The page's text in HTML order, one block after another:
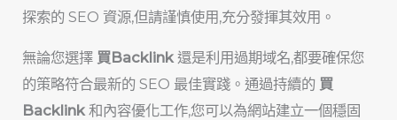
探索的 SEO 資源,但請謹慎使用,充分發揮其效用。
無論您選擇 買Backlink 還是利用過期域名,都要確保您
的策略符合最新的 SEO 最佳實踐。通過持續的 買
Backlink 和內容優化工作,您可以為網站建立一個穩固